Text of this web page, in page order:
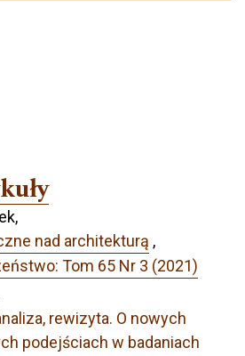
nad architekturą ,
Tom 65 Nr 3 (2021)
rewizyta. O nowych
podejściach w badaniach